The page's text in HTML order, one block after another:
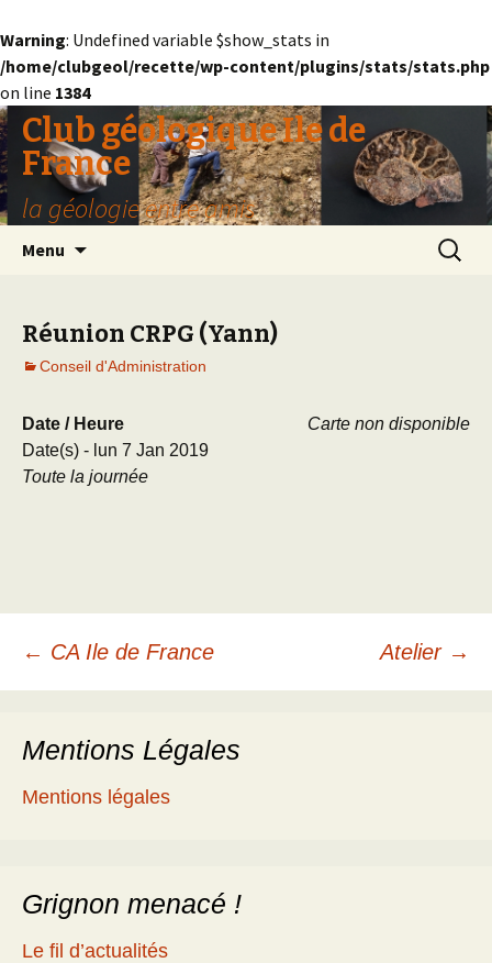
Warning: Undefined variable $show_stats in
/home/clubgeol/recette/wp-content/plugins/stats/stats.php
on line 1384
Club géologique Ile de
France
la géologie entre amis
Menu
Réunion CRPG (Yann)
Conseil d'Administration
Carte non disponible
Date / Heure
Date(s) - lun 7 Jan 2019
Toute la journée
Navigation
des
articles
← CA Ile de France Atelier →
Mentions Légales
Mentions légales
Grignon menacé !
Le fil d’actualités